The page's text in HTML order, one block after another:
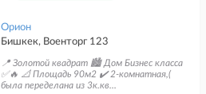
Орион
Бишкек, Военторг 123
📍 Золотой квадрат 🏙️ Дом Бизнес класса
✅🔥 📐 Площадь 90м2 ✔️ 2-комнатная,(
была переделана из 3к.кв...